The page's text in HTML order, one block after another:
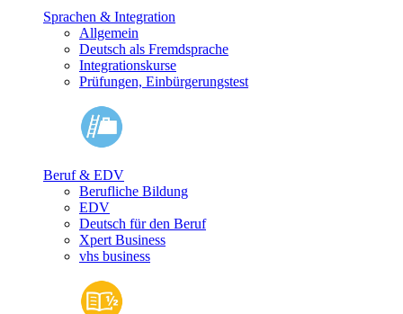
Sprachen & Integration
Allgemein
Deutsch als Fremdsprache
Integrationskurse
Prüfungen, Einbürgerungstest
Beruf & EDV
Berufliche Bildung
EDV
Deutsch für den Beruf
Xpert Business
vhs business